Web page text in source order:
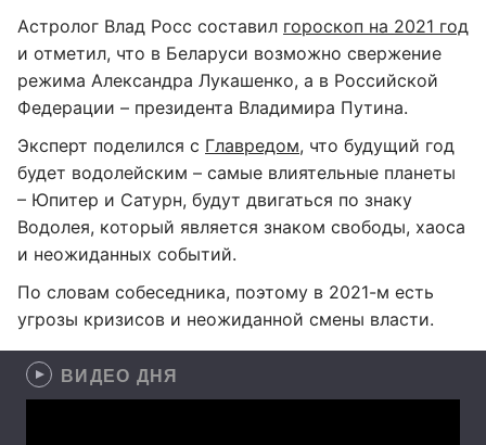
Астролог Влад Росс составил гороскоп на 2021 год
и отметил, что в Беларуси возможно свержение
режима Александра Лукашенко, а в Российской
Федерации – президента Владимира Путина.
Эксперт поделился с Главредом, что будущий год
будет водолейским – самые влиятельные планеты
– Юпитер и Сатурн, будут двигаться по знаку
Водолея, который является знаком свободы, хаоса
и неожиданных событий.
По словам собеседника, поэтому в 2021-м есть
угрозы кризисов и неожиданной смены власти.
ВИДЕО ДНЯ